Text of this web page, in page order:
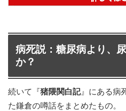
病死説：糖尿病より、
か？
続いて『猪隈関白記』にある病
た鎌倉の噂話をまとめたもの。